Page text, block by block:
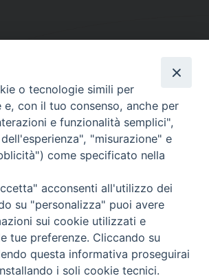
DI ALBANO
06.93268401 - Fax.: 06.9323844
curia@diocesidialbano.it
al Venerdì Ore: 9:00 - 13:00
e Venerdì, Ore 9:30 - 12:30
Suburbicaria di Albano
Copyright © 2021
o tecnologie simili per
con il tuo consenso, anche per
e funzionalità semplici",
"misurazione" e
come specificato nella
acconsenti all'utilizzo dei
su "personalizza" puoi avere
sui cookie utilizzati e
tue preferenze. Cliccando su
questa informativa proseguirai
i soli cookie tecnici.